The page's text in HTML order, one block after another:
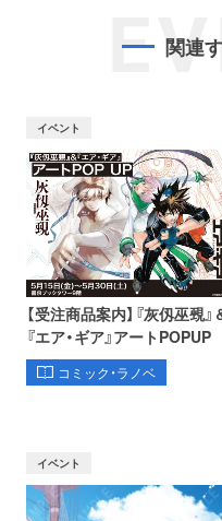
関連
イベント
【受注商品案内】『灰仭巫覡』
『エア・ギア』アートPOPUP
コミック・ラノベ
イベント